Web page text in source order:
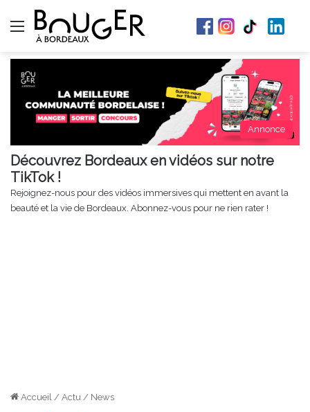
Menu
Annonce
Découvrez Bordeaux en vidéos sur notre
TikTok !
Rejoignez-nous pour des vidéos immersives qui mettent en avant la
beauté et la vie de Bordeaux. Abonnez-vous pour ne rien rater !
Accueil / Actu / News